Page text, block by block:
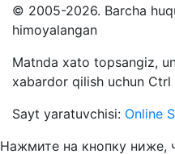
© 2005-2026. Barcha
himoyalangan
Matnda xato topsangiz,
xabardor qilish uchun
Sayt yaratuvchisi: Online
Нажмите на кнопку ниже,